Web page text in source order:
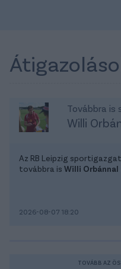
Továbbra is
Willi
Az RB Leipzig
továbbra is Willi Orbánnal
2026-08-07 18:20
TOVÁBB AZ